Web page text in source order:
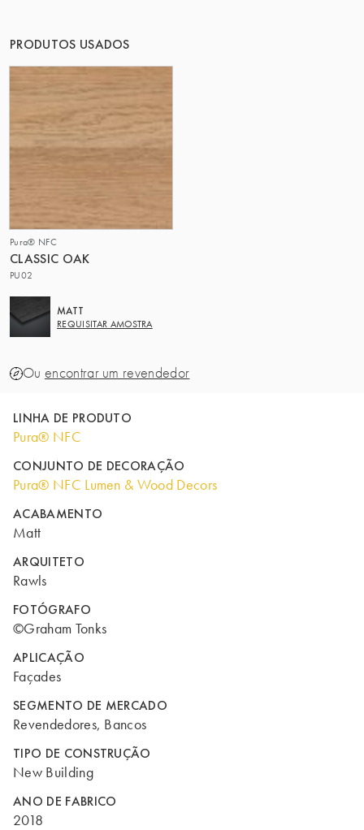
PRODUTOS USADOS
Pura® NFC
CLASSIC OAK
PU02
MATT
REQUISITAR AMOSTRA
Ou encontrar um revendedor
LINHA DE PRODUTO
Pura® NFC
CONJUNTO DE DECORAÇÃO
Pura® NFC Lumen & Wood Decors
ACABAMENTO
Matt
ARQUITETO
Rawls
FOTÓGRAFO
©Graham Tonks
APLICAÇÃO
Façades
SEGMENTO DE MERCADO
Revendedores, Bancos
TIPO DE CONSTRUÇÃO
New Building
ANO DE FABRICO
2018